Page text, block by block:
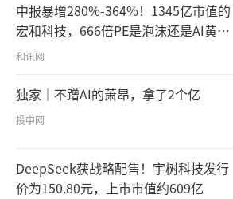
中报暴增280%-364%！1345亿市值的
宏和科技，666倍PE是泡沫还是AI黄
金？
和讯网
独家｜不蹭AI的萧昂，拿了2个亿
投中网
DeepSeek获战略配售！宇树科技发行
价为150.80元，上市市值约609亿